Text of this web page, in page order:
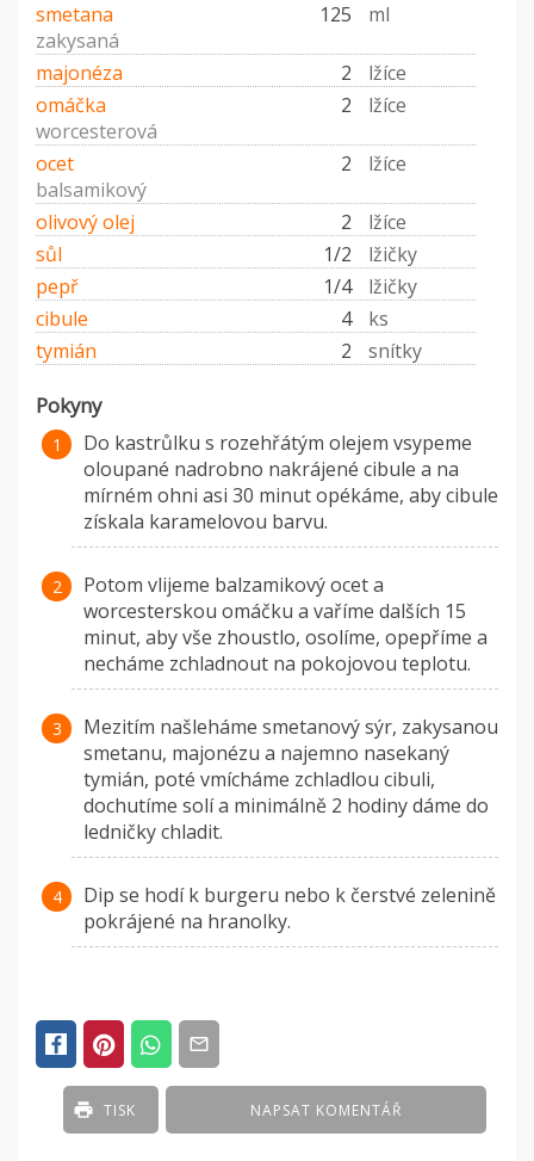
smetana
125
ml
zakysaná
majonéza
2
lžíce
omáčka
2
lžíce
worcesterová
ocet
2
lžíce
balsamikový
olivový olej
2
lžíce
sůl
1/2
lžičky
pepř
1/4
lžičky
cibule
4
ks
tymián
2 snítky
Pokyny
Do kastrůlku s rozehřátým olejem vsypeme
oloupané nadrobno nakrájené cibule a na
mírném ohni asi 30 minut opékáme, aby cibule
získala karamelovou barvu.
Potom vlijeme balzamikový ocet a
worcesterskou omáčku a vaříme dalších 15
minut, aby vše zhoustlo, osolíme, opepříme a
necháme zchladnout na pokojovou teplotu.
Mezitím našleháme smetanový sýr, zakysanou
smetanu, majonézu a najemno nasekaný
tymián, poté vmícháme zchladlou cibuli,
dochutíme solí a minimálně 2 hodiny dáme do
ledničky chladit.
Dip se hodí k burgeru nebo k čerstvé zelenině
pokrájené na hranolky.
NAPSAT KOMENTÁŘ
TISK